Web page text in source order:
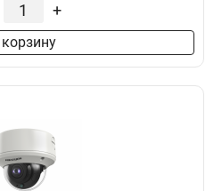
+